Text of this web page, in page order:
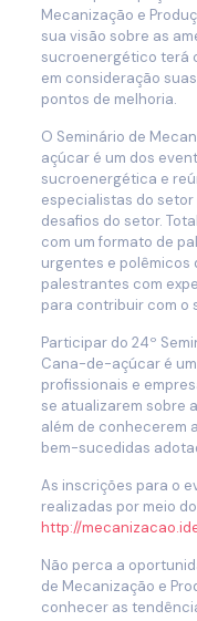
Mecanização e
sua visão sobre as
sucroenergético terá
em consideração
pontos de melhoria.
O Seminário de
açúcar é um dos
sucroenergética e
especialistas do
desafios do setor.
com um formato de
urgentes e polêmicos
palestrantes com
para contribuir com o
Participar do 24º
Cana-de-açúcar é
profissionais e
se atualizarem sobre
além de conhecerem
bem-sucedidas
As inscrições para o
realizadas por meio
http://
Não perca a
de Mecanização e
conhecer as